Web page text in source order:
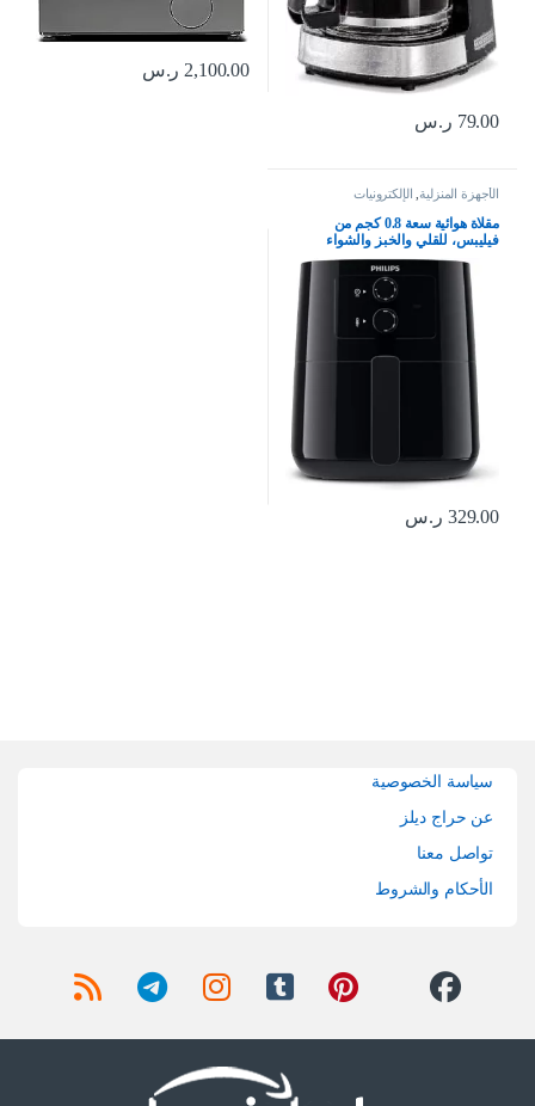
79.00 ر.س
2,100.00 ر.س
الأجهزة المنزلية, الإلكترونيات
مقلاة هوائية سعة 0.8 كجم من
فيليبس، للقلي والخبز والشواء
والتحميص او إعادة التسخين، تعمل
أسود، 4.1 ليتر، 1400.0 واط
329.00 ر.س
سياسة الخصوصية
عن حراج ديلز
تواصل معنا
الأحكام والشروط